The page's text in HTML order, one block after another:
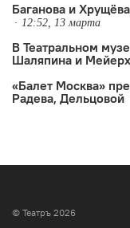
Баганова и
12:52, 13 марта
В Театральном
Шаляпина и
«Балет Москва»
Радева, Дельцовой
© Театръ 2026